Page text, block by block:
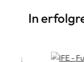
In